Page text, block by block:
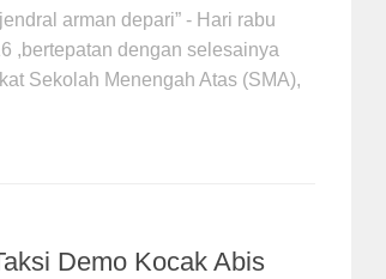
arman depari” - Hari rabu
,bertepatan dengan selesainya
Sekolah Menengah Atas (SMA),
Demo Kocak Abis